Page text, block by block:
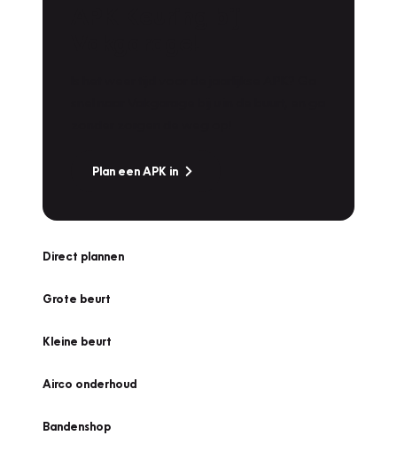
Plan een APK in
Direct plannen
Grote beurt
Kleine beurt
Airco onderhoud
Bandenshop